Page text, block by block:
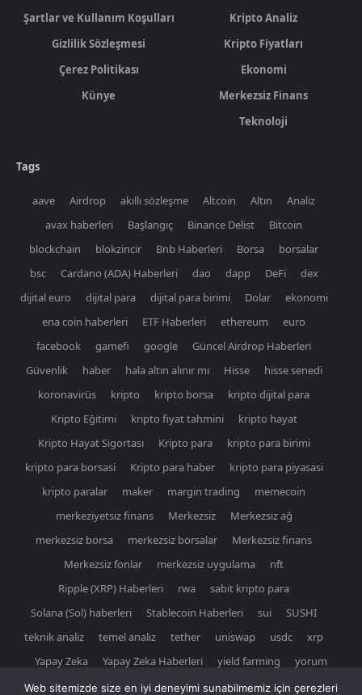
Şartlar ve Kullanım Koşulları
Gizlilik Sözleşmesi
Çerez Politikası
Künye
Kripto Analiz
Kripto Fiyatları
Ekonomi
Merkezsiz Finans
Teknoloji
Tags
aave Airdrop akıllı sözleşme Altcoin Altın
Analiz
avax haberleri
Başlangıç Binance Delist
Bitcoin
blockchain
blokzincir Bnb Haberleri Borsa
borsalar
bsc
Cardano (ADA) Haberleri dao dapp DeFi
dex
dijital euro
dijital para dijital para birimi Dolar
ekonomi
ena coin haberleri
ETF Haberleri ethereum
euro
facebook
gamefi google
Güncel Airdrop Haberleri
Güvenlik
haber hala altın alınır mı Hisse
hisse senedi
koronavirüs
kripto kripto borsa
kripto dijital para
Kripto Eğitimi
kripto fiyat tahmini
kripto hayat
Kripto Hayat Sigortası
Kripto para
kripto para birimi
kripto para borsasi
Kripto para haber
kripto para piyasasi
kripto paralar
maker margin trading
memecoin
merkeziyetsiz finans
Merkezsiz
Merkezsiz ağ
merkezsiz borsa
merkezsiz borsalar
Merkezsiz finans
Merkezsiz fonlar
merkezsiz uygulama
nft
Ripple (XRP) Haberleri
rwa
sabit kripto para
Solana (Sol) haberleri
Stablecoin Haberleri sui
SUSHI
teknik analiz
temel analiz tether uniswap usdc
xrp
Yapay Zeka
Yapay Zeka Haberleri yield farming yorum
Web sitemizde size en iyi deneyimi sunabilmemiz için çerezleri